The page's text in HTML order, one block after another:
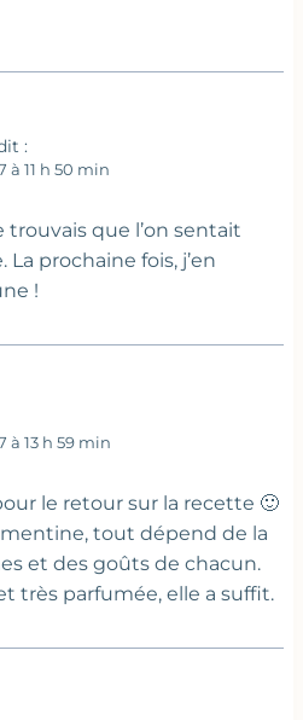
:
à 11 h 50 min
trouvais que l’on sentait
prochaine fois, j’en
!
à 13 h 59 min
le retour sur la recette 🙂
tout dépend de la
et des goûts de chacun.
très parfumée, elle a suffit.